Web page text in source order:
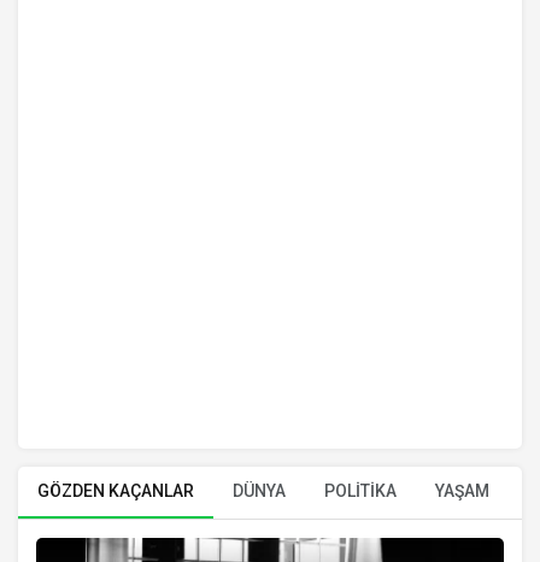
GÖZDEN KAÇANLAR DÜNYA POLİTİKA YAŞAM